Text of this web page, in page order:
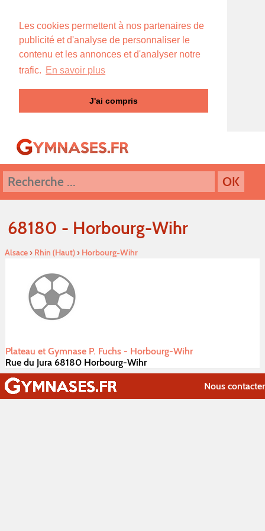
Les cookies permettent à nos partenaires de
publicité et d'analyse de personnaliser le
contenu et les annonces et d'analyser notre
trafic. En savoir plus
J'ai compris
68180 - Horbourg-Wihr
Alsace› Rhin (Haut)› Horbourg-Wihr
Plateau et Gymnase P. Fuchs - Horbourg-Wihr
Rue du Jura 68180 Horbourg-Wihr
Nous contacter